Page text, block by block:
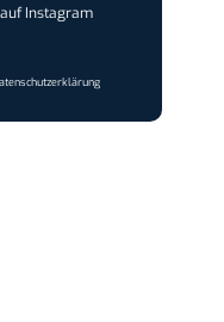
Instagram